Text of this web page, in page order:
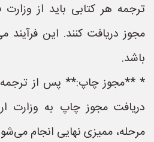
ترجمه هر کتابی باید از
مجوز دریافت کنند. این فرآیند
باشد.
* **مجوز چاپ:** پس از ترجمه،
دریافت مجوز چاپ به وزارت
مرحله، ممیزی نهایی انجام